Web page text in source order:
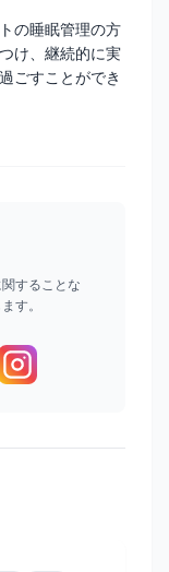
の睡眠管理の方
け、継続的に実
ごすことができ
することな
す。